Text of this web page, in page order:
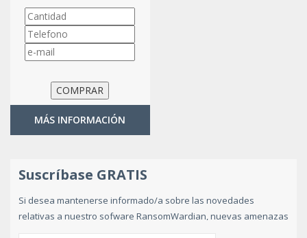
MÁS INFORMACIÓN
Suscríbase GRATIS
Si desea mantenerse informado/a sobre las novedades
relativas a nuestro sofware RansomWardian, nuevas amenazas